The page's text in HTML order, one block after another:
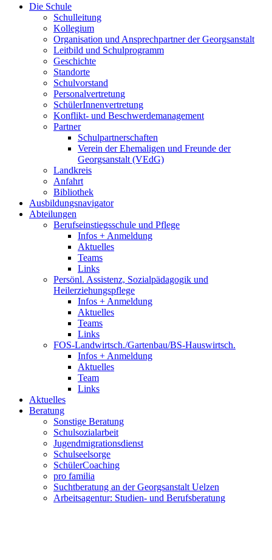
Die Schule
Schulleitung
Kollegium
Organisation und Ansprechpartner der Georgsanstalt
Leitbild und Schulprogramm
Geschichte
Standorte
Schulvorstand
Personalvertretung
SchülerInnenvertretung
Konflikt- und Beschwerdemanagement
Partner
Schulpartnerschaften
Verein der Ehemaligen und Freunde der
Georgsanstalt (VEdG)
Landkreis
Anfahrt
Bibliothek
Ausbildungsnavigator
Abteilungen
Berufseinstiegsschule und Pflege
Infos + Anmeldung
Aktuelles
Teams
Links
Persönl. Assistenz, Sozialpädagogik und
Heilerziehungspflege
Infos + Anmeldung
Aktuelles
Teams
Links
FOS-Landwirtsch./Gartenbau/BS-Hauswirtsch.
Infos + Anmeldung
Aktuelles
Team
Links
Aktuelles
Beratung
Sonstige Beratung
Schulsozialarbeit
Jugendmigrationsdienst
Schulseelsorge
SchülerCoaching
pro familia
Suchtberatung an der Georgsanstalt Uelzen
Arbeitsagentur: Studien- und Berufsberatung